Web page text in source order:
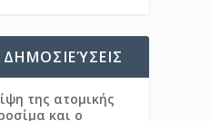
της ατομικής
και ο